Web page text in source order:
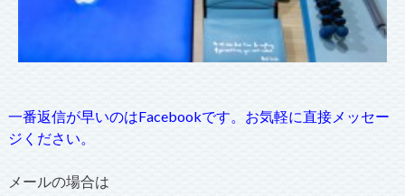
一番返信が早いのはFacebookです。お気軽に直接メッセー
ジください。
メールの場合は